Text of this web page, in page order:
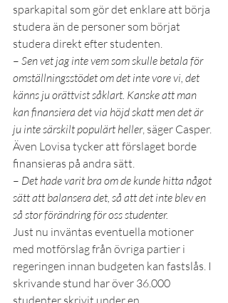
sparkapital som gör det enklare att börja
studera än de personer som börjat
studera direkt efter studenten.
– Sen vet jag inte vem som skulle betala för
omställningsstödet om det inte vore vi, det
känns ju orättvist såklart. Kanske att man
kan finansiera det via höjd skatt men det är
ju inte särskilt populärt heller, säger Casper.
Även Lovisa tycker att förslaget borde
finansieras på andra sätt.
– Det hade varit bra om de kunde hitta något
sätt att balansera det, så att det inte blev en
så stor förändring för oss studenter.
Just nu inväntas eventuella motioner
med motförslag från övriga partier i
regeringen innan budgeten kan fastslås. I
skrivande stund har över 36.000
studenter skrivit under en